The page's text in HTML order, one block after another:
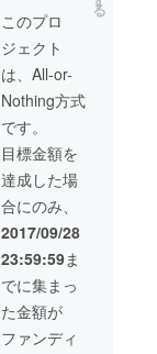
ファン
ディン
グ限
定】よ
しろー
ネタ名
レター
(手書き)
・佳日
図書館
HP、命
名主様
として
記載
のや不
快感与
える名
前の場
合、却
下する
ます。
・オー
プン〜
2017/12
/21(木)
期間、
図書館
利用な
んどで
も利用
可 ・
【クラ
る
このプロ
ジェクト
は、All-or-
Nothing方式
です。
目標金額を
達成した場
合にのみ、
2017/09/28
23:59:59ま
でに集まっ
た金額が
ファンディ